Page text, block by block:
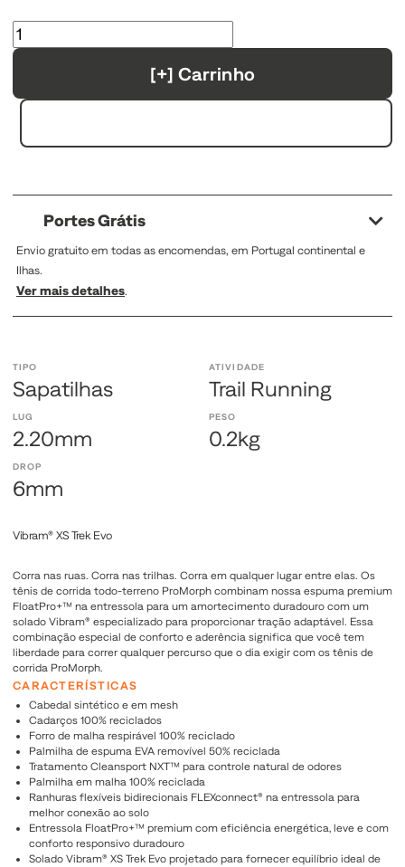
TIPO
Sapatilhas
ATIVIDADE
Trail Running
LUG
2.20mm
PESO
0.2kg
DROP
6mm
Vibram® XS Trek Evo
Corra nas ruas. Corra nas trilhas. Corra em qualquer lugar entre elas. Os
tênis de corrida todo-terreno ProMorph combinam nossa espuma premium
FloatPro+™ na entressola para um amortecimento duradouro com um
solado Vibram® especializado para proporcionar tração adaptável. Essa
combinação especial de conforto e aderência significa que você tem
liberdade para correr qualquer percurso que o dia exigir com os tênis de
corrida ProMorph.
CARACTERÍSTICAS
Cabedal sintético e em mesh
Cadarços 100% reciclados
Forro de malha respirável 100% reciclado
Palmilha de espuma EVA removível 50% reciclada
Tratamento Cleansport NXT™ para controle natural de odores
Palmilha em malha 100% reciclada
Ranhuras flexíveis bidirecionais FLEXconnect® na entressola para
melhor conexão ao solo
Entressola FloatPro+™ premium com eficiência energética, leve e com
conforto responsivo duradouro
Solado Vibram® XS Trek Evo projetado para fornecer equilíbrio ideal de
[+] Carrinho
Portes Grátis
Envio gratuito em todas as encomendas, em Portugal continental e
Ilhas.
Ver mais detalhes.